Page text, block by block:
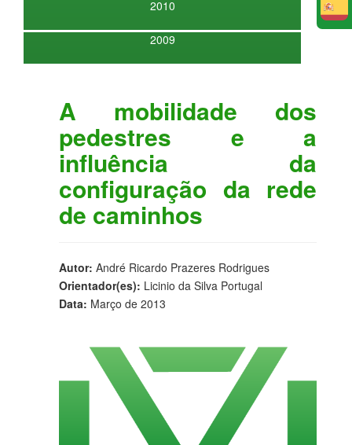
2010
2009
A mobilidade dos
pedestres e a
influência da
configuração da rede
de caminhos
Autor: André Ricardo Prazeres Rodrigues
Orientador(es): Licinio da Silva Portugal
Data: Março de 2013